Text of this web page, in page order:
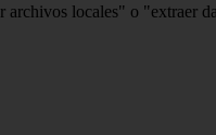
archivos locales" o "extraer